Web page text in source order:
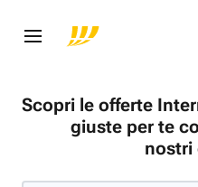
Scopri le offerte
giuste per te
nostri